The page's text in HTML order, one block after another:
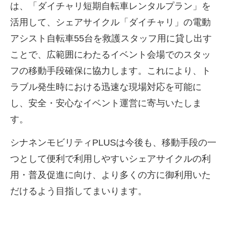
は、「ダイチャリ短期自転車レンタルプラン」を
活用して、シェアサイクル「ダイチャリ」の電動
アシスト自転車55台を救護スタッフ用に貸し出す
ことで、広範囲にわたるイベント会場でのスタッ
フの移動手段確保に協力します。これにより、ト
ラブル発生時における迅速な現場対応を可能に
し、安全・安心なイベント運営に寄与いたしま
す。
シナネンモビリティPLUSは今後も、移動手段の一
つとして便利で利用しやすいシェアサイクルの利
用・普及促進に向け、より多くの方に御利用いた
だけるよう目指してまいります。